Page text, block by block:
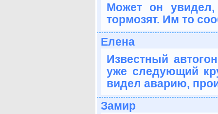
Может он увидел,
тормозят. Им то
Елена
Известный
уже следующий
видел аварию,
Замир